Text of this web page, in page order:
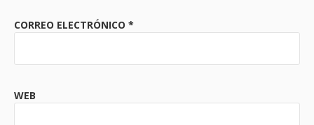
CORREO ELECTRÓNICO *
WEB